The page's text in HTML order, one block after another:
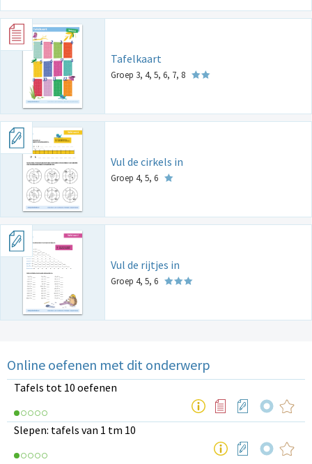
Tafelkaart
Groep 3, 4, 5, 6, 7, 8
Vul de cirkels in
Groep 4, 5, 6
Vul de rijtjes in
Groep 4, 5, 6
Online oefenen met dit onderwerp
Tafels tot 10 oefenen
Slepen: tafels van 1 tm 10